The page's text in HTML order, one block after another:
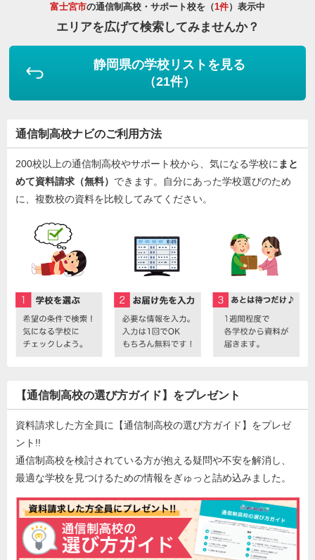
富士宮市の通信制高校・サポート校を（1件）表示中
エリアを広げて検索してみませんか？
静岡県の学校リストを見る
（21件）
通信制高校ナビのご利用方法
200校以上の通信制高校やサポート校から、気になる学校に まと
めて資料請求（無料） できます。自分にあった学校選びのため
に、複数校の資料を比較してみてください。
【通信制高校の選び方ガイド】をプレゼント
資料請求した方全員に【通信制高校の選び方ガイド】をプレゼ
ント!!
通信制高校を検討されている方が抱える疑問や不安を解消し、
最適な学校を見つけるための情報をぎゅっと詰め込みました。